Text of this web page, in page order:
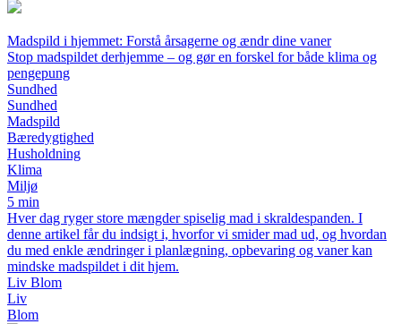
Madspild i hjemmet: Forstå årsagerne og ændr dine vaner
Stop madspildet derhjemme – og gør en forskel for både klima og
pengepung
Sundhed
Sundhed
Madspild
Bæredygtighed
Husholdning
Klima
Miljø
5 min
Hver dag ryger store mængder spiselig mad i skraldespanden. I
denne artikel får du indsigt i, hvorfor vi smider mad ud, og hvordan
du med enkle ændringer i planlægning, opbevaring og vaner kan
mindske madspildet i dit hjem.
Liv Blom
Liv
Blom